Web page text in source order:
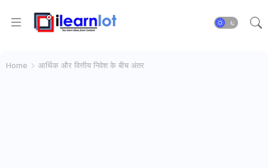
Home आर्थिक और वित्तीय निवेश के बीच अंतर